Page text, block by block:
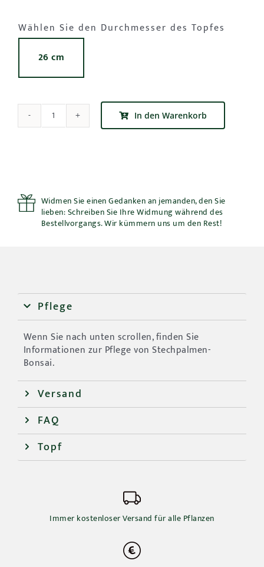
Wählen Sie den Durchmesser des Topfes
26 cm
Stechpalme
V26
Menge
In den Warenkorb
Widmen Sie einen Gedanken an jemanden, den Sie
lieben: Schreiben Sie Ihre Widmung während des
Bestellvorgangs. Wir kümmern uns um den Rest!
Pflege
Wenn Sie nach unten scrollen, finden Sie
Informationen zur Pflege von Stechpalmen-
Bonsai.
Versand
FAQ
Topf
Immer kostenloser Versand für alle Pflanzen